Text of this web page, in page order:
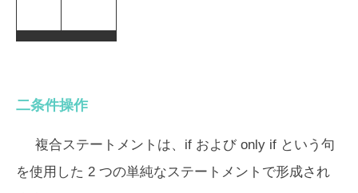
二条件操作
複合ステートメントは、if および only if という句
を使用した 2 つの単純なステートメントで形成され